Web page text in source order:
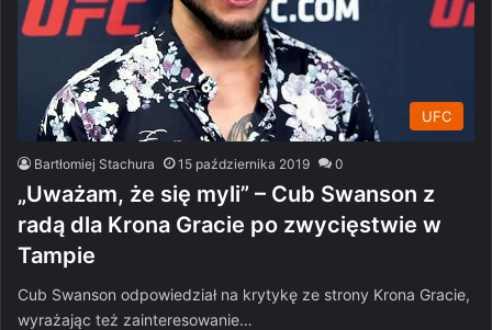
UFC
Bartłomiej Stachura 15 października 2019 0
„Uważam, że się myli” – Cub Swanson z
radą dla Krona Gracie po zwycięstwie w
Tampie
Cub Swanson odpowiedział na krytykę ze strony Krona Gracie,
wyrażając też zainteresowanie…